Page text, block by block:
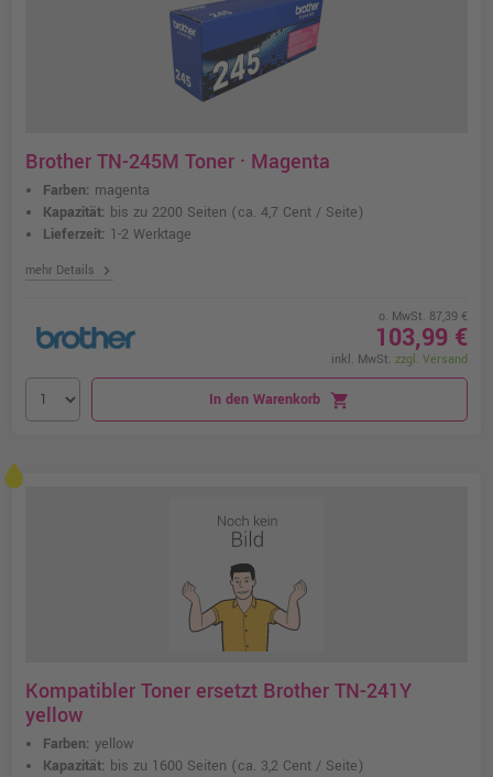
Brother TN-245M Toner · Magenta
Farben: magenta
Kapazität: bis zu 2200 Seiten (ca. 4,7 Cent / Seite)
Lieferzeit: 1-2 Werktage
mehr Details chevron_right
o. MwSt. 87,39 €
103,99 €
inkl. MwSt. zzgl. Versand
In den Warenkorb shopping_cart
Kompatibler Toner ersetzt Brother TN-241Y
yellow
Farben: yellow
Kapazität: bis zu 1600 Seiten (ca. 3,2 Cent / Seite)